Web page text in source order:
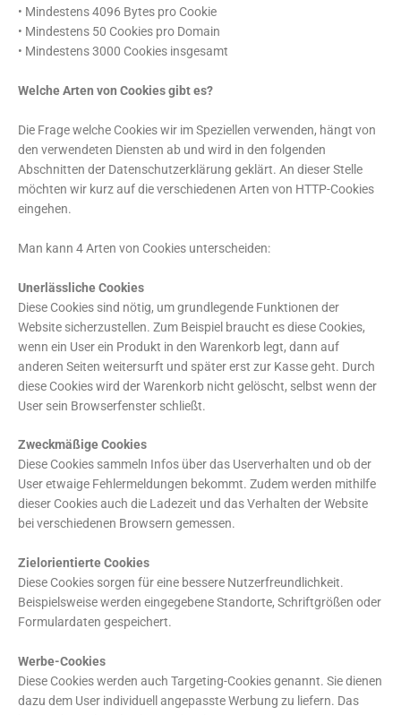
• Mindestens 4096 Bytes pro Cookie
• Mindestens 50 Cookies pro Domain
• Mindestens 3000 Cookies insgesamt
Welche Arten von Cookies gibt es?
Die Frage welche Cookies wir im Speziellen verwenden, hängt von
den verwendeten Diensten ab und wird in den folgenden
Abschnitten der Datenschutzerklärung geklärt. An dieser Stelle
möchten wir kurz auf die verschiedenen Arten von HTTP-Cookies
eingehen.
Man kann 4 Arten von Cookies unterscheiden:
Unerlässliche Cookies
Diese Cookies sind nötig, um grundlegende Funktionen der
Website sicherzustellen. Zum Beispiel braucht es diese Cookies,
wenn ein User ein Produkt in den Warenkorb legt, dann auf
anderen Seiten weitersurft und später erst zur Kasse geht. Durch
diese Cookies wird der Warenkorb nicht gelöscht, selbst wenn der
User sein Browserfenster schließt.
Zweckmäßige Cookies
Diese Cookies sammeln Infos über das Userverhalten und ob der
User etwaige Fehlermeldungen bekommt. Zudem werden mithilfe
dieser Cookies auch die Ladezeit und das Verhalten der Website
bei verschiedenen Browsern gemessen.
Zielorientierte Cookies
Diese Cookies sorgen für eine bessere Nutzerfreundlichkeit.
Beispielsweise werden eingegebene Standorte, Schriftgrößen oder
Formulardaten gespeichert.
Werbe-Cookies
Diese Cookies werden auch Targeting-Cookies genannt. Sie dienen
dazu dem User individuell angepasste Werbung zu liefern. Das